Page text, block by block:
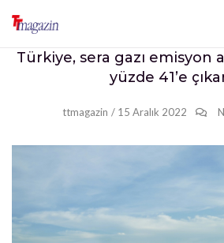
Türkiye, sera gazı emisyon
yüzde 41’e
ttmagazin / 15 Aralık 2022